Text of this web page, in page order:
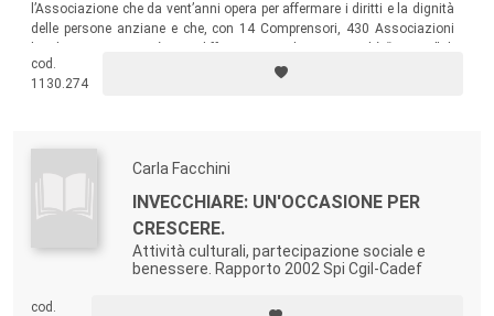
l’Associazione che da vent’anni opera per affermare i diritti e la dignità
delle persone anziane e che, con 14 Comprensori, 430 Associazioni
una impressionante serie di iniziative gestite dai suoi 14.500
volontari.
cod.
1130.274
Carla Facchini
INVECCHIARE: UN'OCCASIONE PER
CRESCERE.
Attività culturali, partecipazione sociale e
benessere. Rapporto 2002 Spi Cgil-Cadef
cod.